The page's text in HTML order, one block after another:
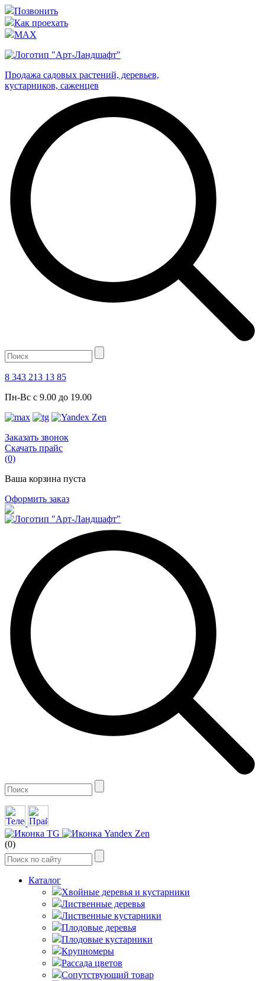
Позвонить
Как проехать
MAX
Продажа садовых растений, деревьев,
кустарников, саженцев
8 343 213 13 85
Пн-Вс с 9.00 до 19.00
Заказать звонок
Скачать прайс
(0)
Ваша корзина пуста
Оформить заказ
(0)
Каталог
Хвойные деревья и кустарники
Лиственные деревья
Лиственные кустарники
Плодовые деревья
Плодовые кустарники
Крупномеры
Рассада цветов
Сопутствующий товар